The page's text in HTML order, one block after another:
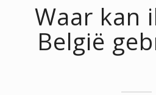
Waar kan
België